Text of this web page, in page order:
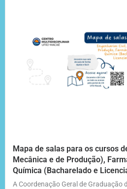
Mapa de salas para os cursos
Mecânica e de Produção),
Química (Bacharelado e
A Coordenação Geral de Graduação